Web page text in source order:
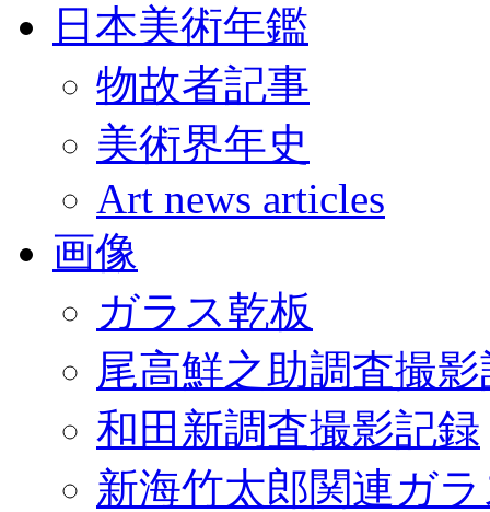
日本美術年鑑
物故者記事
美術界年史
Art news articles
画像
ガラス乾板
尾高鮮之助調査撮
和田新調査撮影記録
新海竹太郎関連ガ